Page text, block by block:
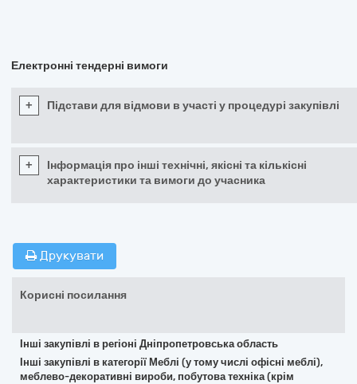
Електронні тендерні вимоги
+ Підстави для відмови в участі у процедурі закупівлі
+
Інформація про інші технічні, якісні та кількісні
характеристики та вимоги до учасника
Друкувати
Корисні посилання
Інші закупівлі в регіоні Дніпропетровська область
Інші закупівлі в категорії Меблі (у тому числі офісні меблі),
меблево-декоративні вироби, побутова техніка (крім